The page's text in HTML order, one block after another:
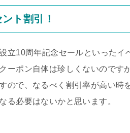
ト割引！
立10周年記念セールといった
ーポン自体は珍しくないのです
ので、なるべく割引率が高い時
る必要はないかと思います。